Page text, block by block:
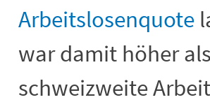
Arbeitslosenquote
war damit höher
schweizweite